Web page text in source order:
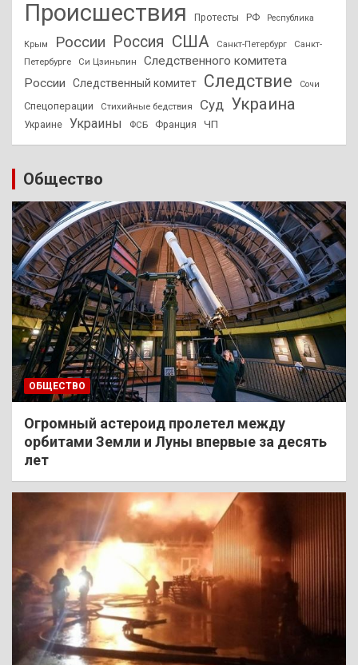
Происшествия Протесты РФ Республика
Крым России Россия США Санкт-Петербург
Санкт-
Петербурге
Си Цзиньпин
Следственного комитета
России
Следственный комитет Следствие Сочи
Спецоперации Стихийные бедствия Суд Украина
Украине Украины ФСБ Франция ЧП
Общество
ОБЩЕСТВО
Огромный астероид пролетел между
орбитами Земли и Луны впервые за десять
лет